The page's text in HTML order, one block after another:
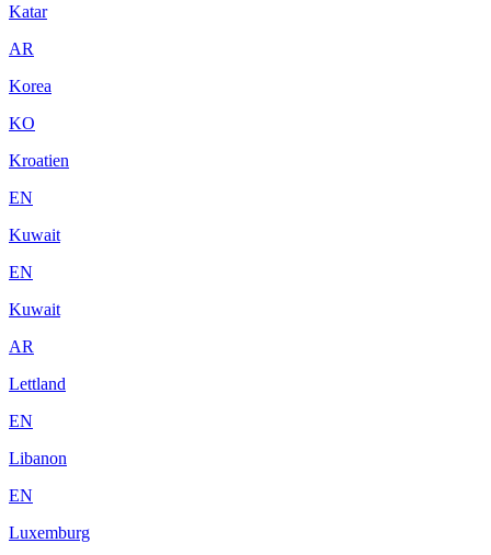
Katar
AR
Korea
KO
Kroatien
EN
Kuwait
EN
Kuwait
AR
Lettland
EN
Libanon
EN
Luxemburg